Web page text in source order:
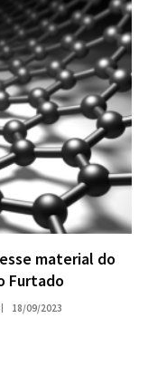
material do
Furtado
18/09/2023